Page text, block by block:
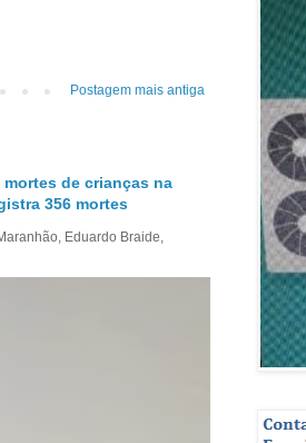
Postagem mais antiga
de crianças na
356 mortes
Eduardo Braide,